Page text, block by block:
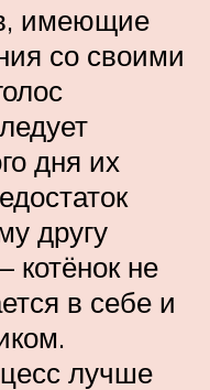
имеющие
со своими
дня их
другу
котёнок не
в себе и
лучше